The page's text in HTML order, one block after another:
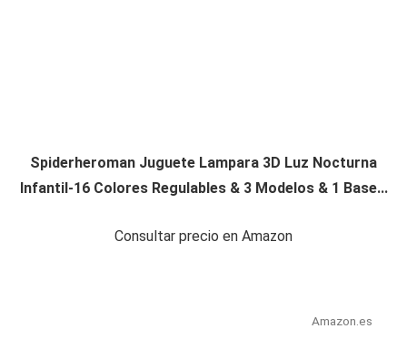
Spiderheroman Juguete Lampara 3D Luz Nocturna
Infantil-16 Colores Regulables & 3 Modelos & 1 Base...
Consultar precio en Amazon
Amazon.es